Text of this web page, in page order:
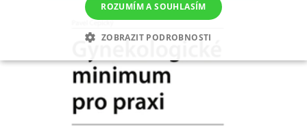
ROZUMÍM A SOUHLASÍM
ZOBRAZIT PODROBNOSTI
NEZBYTNÉ ANALYTICKÉ MARKETINGOVÉ
NEZAŘAZENÉ SOUBORY